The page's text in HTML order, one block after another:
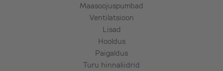
Maasoojuspumbad
Ventilatsioon
Lisad
Hooldus
Paigaldus
Turu hinnaliidrid